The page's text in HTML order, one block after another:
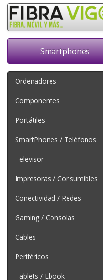
Smartphones
Ordenadores
Componentes
Portátiles
SmartPhones / Teléfonos
Televisor
Impresoras / Consumibles
Conectividad / Redes
Gaming / Consolas
Cables
Periféricos
Tablets / Ebook